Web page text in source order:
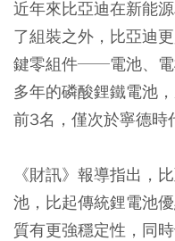
近年來比亞迪在新能
了組裝之外，比亞迪
鍵零組件──電池、電
多年的磷酸鋰鐵電池
前3名，僅次於寧德時
《財訊》報導指出，
池，比起傳統鋰電池
質有更強穩定性，同